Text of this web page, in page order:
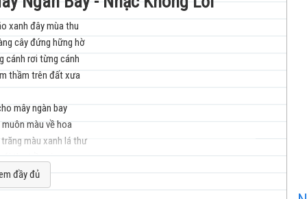
xanh đây mùa thu
cây đứng hững hờ
cánh rơi từng cánh
thầm trên đất xưa
mây ngàn bay
màu về hoa
màu xanh lá thư
thu trần gian
mây ngàn bay
đầy đủ